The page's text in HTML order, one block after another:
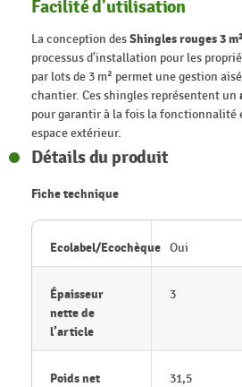
Facilité d'utilisation
La conception desShingles rouges 3
processus d'installation pour les
par lots de 3 m² permet une gestion
chantier. Ces shingles représentent un
pour garantir à la fois la fonctionnalité
espace extérieur.
Détails du produit
Fiche technique
Ecolabel/Ecochèque Oui
Épaisseur
nette de
l’article
3
Poids net 31,5